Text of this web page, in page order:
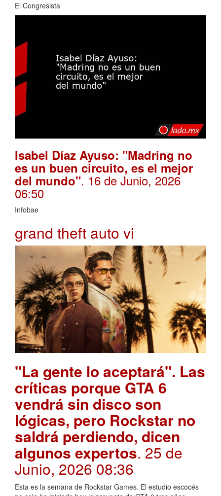
El Congresista
Isabel Díaz Ayuso: "Madring no
es un buen circuito, es el mejor
del mundo". 16 de Junio, 2026
06:50
Infobae
grand theft auto vi
"La gente lo aceptará". Las
críticas porque GTA 6
vendrá sin disco son
lógicas, pero Rockstar no
saldrá perdiendo, dicen
algunos expertos. 25 de
Junio, 2026 08:36
Esta es la semana de Rockstar Games. El estudio escocés